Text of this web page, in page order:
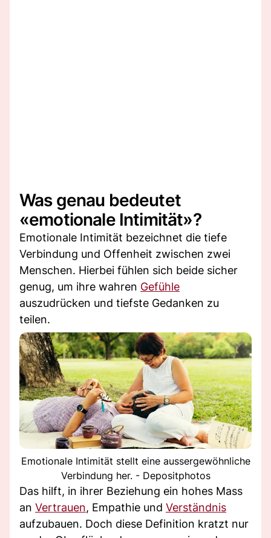
Was genau bedeutet
«emotionale Intimität»?
Emotionale Intimität bezeichnet die tiefe
Verbindung und Offenheit zwischen zwei
Menschen. Hierbei fühlen sich beide sicher
genug, um ihre wahren Gefühle
auszudrücken und tiefste Gedanken zu
teilen.
Emotionale Intimität stellt eine aussergewöhnliche
Verbindung her. - Depositphotos
Das hilft, in ihrer Beziehung ein hohes Mass
an Vertrauen, Empathie und Verständnis
aufzubauen. Doch diese Definition kratzt nur